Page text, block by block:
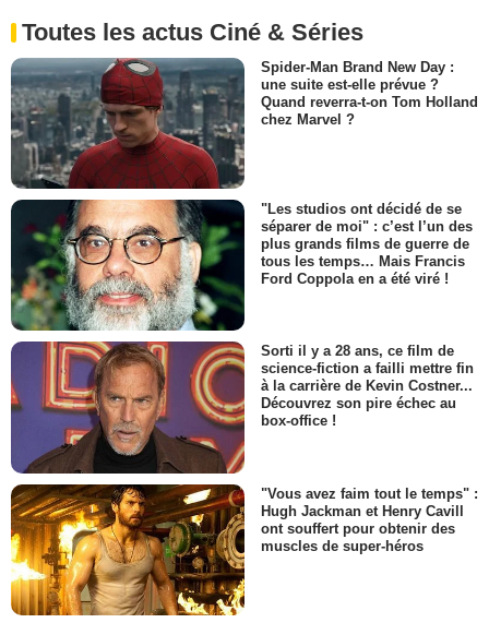
Toutes les actus Ciné & Séries
Spider-Man Brand New Day :
une suite est-elle prévue ?
Quand reverra-t-on Tom Holland
chez Marvel ?
"Les studios ont décidé de se
séparer de moi" : c’est l’un des
plus grands films de guerre de
tous les temps… Mais Francis
Ford Coppola en a été viré !
Sorti il y a 28 ans, ce film de
science-fiction a failli mettre fin
à la carrière de Kevin Costner...
Découvrez son pire échec au
box-office !
"Vous avez faim tout le temps" :
Hugh Jackman et Henry Cavill
ont souffert pour obtenir des
muscles de super-héros